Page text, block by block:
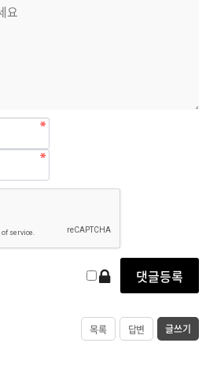
목록 답변 글쓰기